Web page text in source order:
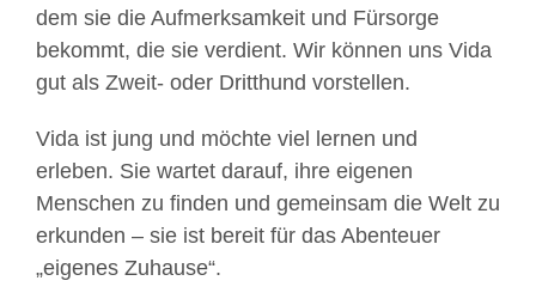
dem sie die Aufmerksamkeit und Fürsorge
bekommt, die sie verdient. Wir können uns Vida
gut als Zweit- oder Dritthund vorstellen.
Vida ist jung und möchte viel lernen und
erleben. Sie wartet darauf, ihre eigenen
Menschen zu finden und gemeinsam die Welt zu
erkunden – sie ist bereit für das Abenteuer
„eigenes Zuhause“.